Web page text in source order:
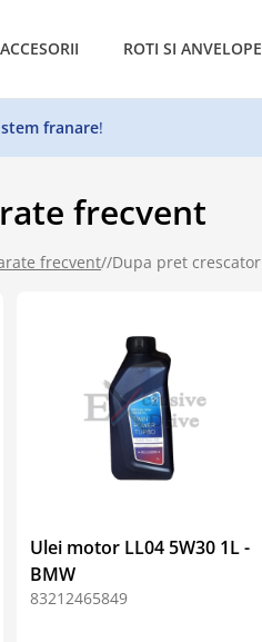
ACCESORII ROTI SI ANVELOPE
franare!
frecvent
frecvent//Dupa pret crescator
Ulei motor LL04 5W30 1L -
BMW
83212465849